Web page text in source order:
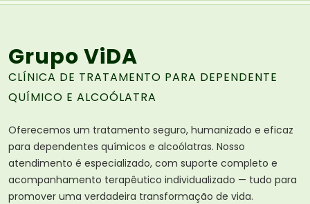
Grupo ViDA
CLÍNICA DE TRATAMENTO PARA DEPENDENTE
QUÍMICO E ALCOÓLATRA
Oferecemos um tratamento seguro, humanizado e eficaz
para dependentes químicos e alcoólatras. Nosso
atendimento é especializado, com suporte completo e
acompanhamento terapêutico individualizado — tudo para
promover uma verdadeira transformação de vida.